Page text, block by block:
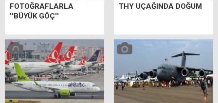
FOTOĞRAFLARLA
''BÜYÜK GÖÇ''
THY UÇAĞINDA DOĞUM